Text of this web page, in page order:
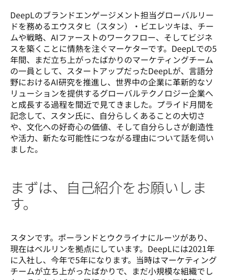
DeepLのブランドエンゲージメント担当グローバルリー
ドを務めるエウスタヒ（スタン）・ビエレツキは、チー
ムや戦略、AIファーストのワークフロー、そしてビジネ
スを築くことに情熱を注ぐマーケターです。DeepLでの5
年間、まだ立ち上がったばかりのマーケティングチーム
の一員として、スタートアップだったDeepLが、言語分
野におけるAI研究を推進し、世界中の企業に革新的なソ
リューションを提供するグローバルテクノロジー企業へ
と成長する過程を間近で見てきました。プライド月間を
記念して、スタン氏に、自分らしくあることの大切さ
や、文化への好奇心の価値、そして自分らしさが創造性
や活力、新たな可能性につながる理由について話を伺い
ました。
まずは、自己紹介をお願いしま
す。
スタンです。ポーランドとウクライナにルーツがあり、
現在はベルリンを拠点にしています。DeepLには2021年
に入社し、今年で5年になります。当時はマーケティング
チームが立ち上がったばかりで、まだ小規模な組織でし